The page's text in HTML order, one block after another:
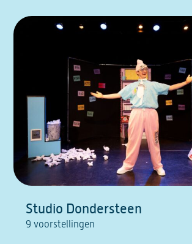
Studio Dondersteen
9 voorstellingen